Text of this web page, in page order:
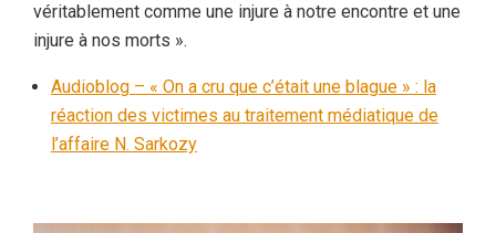
véritablement comme une injure à notre encontre et une
injure à nos morts ».
Audioblog – « On a cru que c’était une blague » : la
réaction des victimes au traitement médiatique de
l’affaire N. Sarkozy